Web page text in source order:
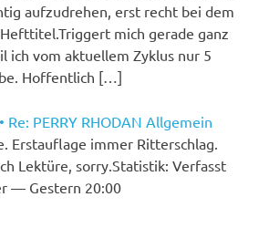
aufzudrehen, erst recht bei dem
mich gerade ganz
ich vom aktuellem Zyklus nur 5
Hoffentlich […]
Re: PERRY RHODAN Allgemein
Erstauflage immer Ritterschlag.
Lektüre, sorry.Statistik: Verfasst
— Gestern 20:00